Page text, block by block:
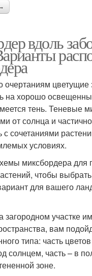
вдоль
цветущие
на хорошо
тень. Теневые
от солнца и
с сочетаниями
условиях.
миксбордера для
чтобы
для вашего
загородном участке
вам
типа: часть
солнцем, часть – в
зоне.